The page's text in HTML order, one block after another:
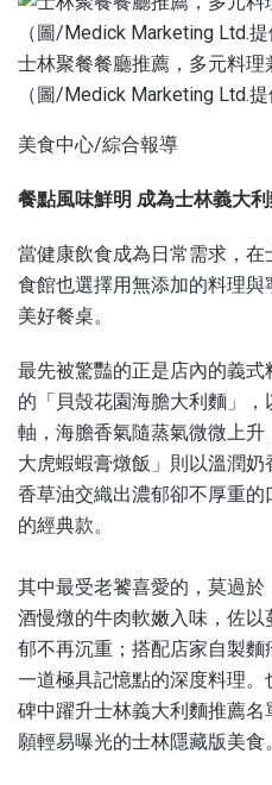
士林聚餐餐廳推薦，多元料
（圖/Medick Marketing Ltd.提
美食中心/綜合報導
餐點風味鮮明 成為士林義大
當健康飲食成為日常需求，
食館也選擇用無添加的料理
美好餐桌。
最先被驚豔的正是店內的義
的「貝殼花園海膽大利麵」
軸，海膽香氣隨蒸氣微微上
大虎蝦蝦膏燉飯」則以溫潤
香草油交織出濃郁卻不厚重
的經典款。
其中最受老饕喜愛的，莫過
酒慢燉的牛肉軟嫩入味，佐
郁不再沉重；搭配店家自製麵
一道極具記憶點的深度料理
碑中躍升士林義大利麵推薦
願輕易曝光的士林隱藏版美食。